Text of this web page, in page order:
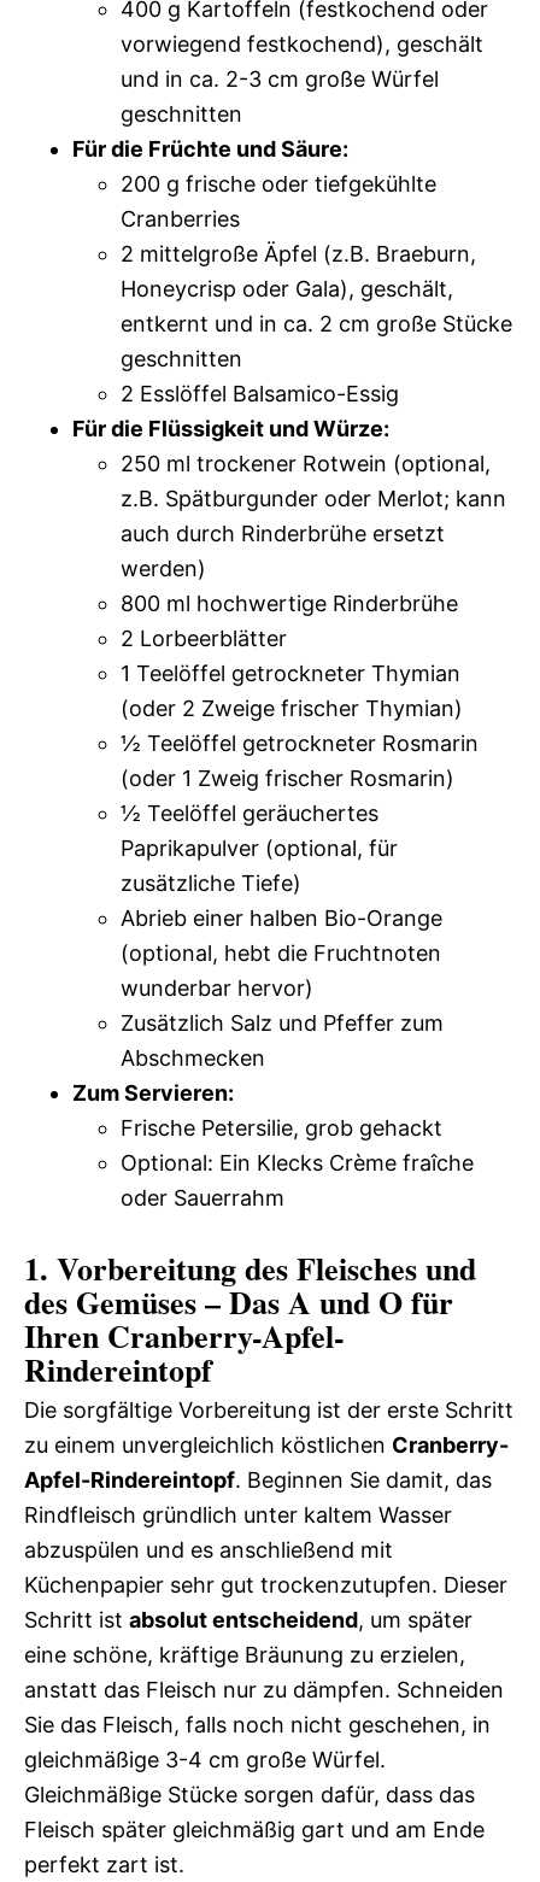
400 g Kartoffeln (festkochend oder
vorwiegend festkochend), geschält
und in ca. 2-3 cm große Würfel
geschnitten
Für die Früchte und Säure:
200 g frische oder tiefgekühlte
Cranberries
2 mittelgroße Äpfel (z.B. Braeburn,
Honeycrisp oder Gala), geschält,
entkernt und in ca. 2 cm große Stücke
geschnitten
2 Esslöffel Balsamico-Essig
Für die Flüssigkeit und Würze:
250 ml trockener Rotwein (optional,
z.B. Spätburgunder oder Merlot; kann
auch durch Rinderbrühe ersetzt
werden)
800 ml hochwertige Rinderbrühe
2 Lorbeerblätter
1 Teelöffel getrockneter Thymian
(oder 2 Zweige frischer Thymian)
½ Teelöffel getrockneter Rosmarin
(oder 1 Zweig frischer Rosmarin)
½ Teelöffel geräuchertes
Paprikapulver (optional, für
zusätzliche Tiefe)
Abrieb einer halben Bio-Orange
(optional, hebt die Fruchtnoten
wunderbar hervor)
Zusätzlich Salz und Pfeffer zum
Abschmecken
Zum Servieren:
Frische Petersilie, grob gehackt
Optional: Ein Klecks Crème fraîche
oder Sauerrahm
1. Vorbereitung des Fleisches und
des Gemüses – Das A und O für
Ihren Cranberry-Apfel-
Rindereintopf
Die sorgfältige Vorbereitung ist der erste Schritt
zu einem unvergleichlich köstlichen Cranberry-
Apfel-Rindereintopf. Beginnen Sie damit, das
Rindfleisch gründlich unter kaltem Wasser
abzuspülen und es anschließend mit
Küchenpapier sehr gut trockenzutupfen. Dieser
Schritt ist absolut entscheidend, um später
eine schöne, kräftige Bräunung zu erzielen,
anstatt das Fleisch nur zu dämpfen. Schneiden
Sie das Fleisch, falls noch nicht geschehen, in
gleichmäßige 3-4 cm große Würfel.
Gleichmäßige Stücke sorgen dafür, dass das
Fleisch später gleichmäßig gart und am Ende
perfekt zart ist.